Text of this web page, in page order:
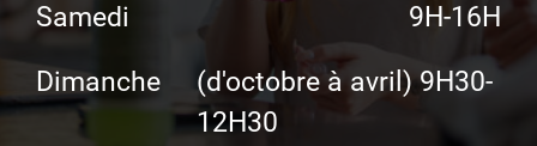
Samedi
9H-16H
Dimanche
(d'octobre à avril) 9H30-
12H30